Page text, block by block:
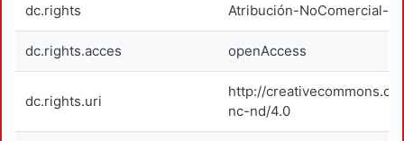
dc.rights Atribución-NoComercial-
dc.rights.acces openAccess
dc.rights.uri
http://
nc-nd/4.0